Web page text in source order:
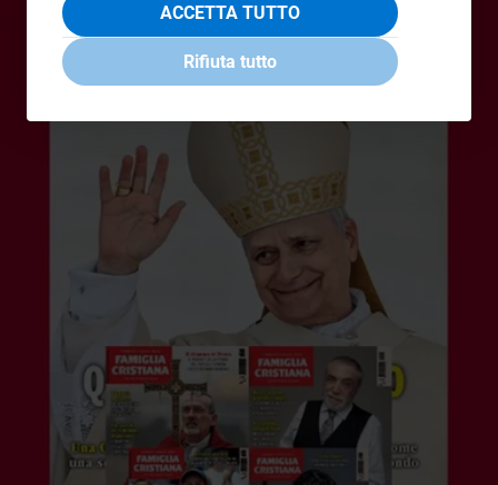
ACCETTA TUTTO
Rifiuta tutto